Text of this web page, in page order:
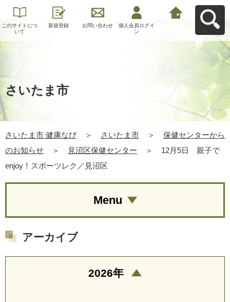
このサイトにつ
いて
新規登録 お問い合わせ
個人会員ログイ
ン
さいたま市
さいたま市 健康なび ＞ さいたま市 ＞
保健センターから
のお知らせ
＞ 見沼区保健センター ＞
12月5日 親子で
enjoy！スポーツレク／見沼区
Menu
アーカイブ
2026年